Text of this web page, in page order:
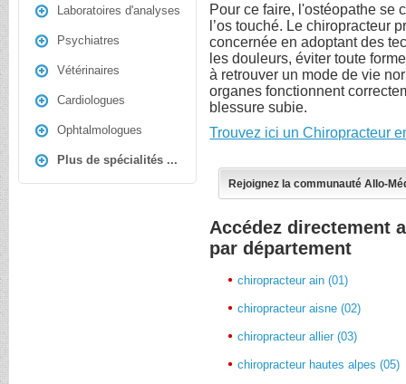
Laboratoires d'analyses
Psychiatres
Vétérinaires
Cardiologues
Ophtalmologues
Plus de spécialités ...
Pour ce faire, l'ostéopathe se
l’os touché. Le chiropracteur
concernée en adoptant des
les douleurs, éviter toute
à retrouver un mode de vie
organes fonctionnent
blessure subie.
Trouvez ici un Chiropracteur
Rejoignez la communauté Allo-
Accédez directement
par département
chiropracteur ain (01)
chiropracteur aisne (02)
chiropracteur allier (03)
chiropracteur hautes alpes (05)